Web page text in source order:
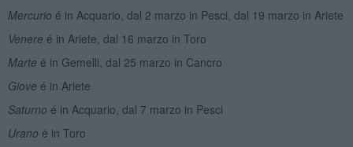
Mercurio é in Acquario, dal 2 marzo in Pesci, dal 19 marzo in Ariete
Venere é in Ariete, dal 16 marzo in Toro
Marte é in Gemelli, dal 25 marzo in Cancro
Giove é in Ariete
Saturno é in Acquario, dal 7 marzo in Pesci
Urano é in Toro